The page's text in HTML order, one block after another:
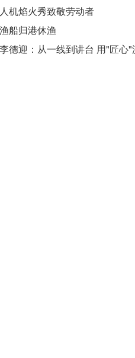
机焰火秀致敬劳动者
船归港休渔
德迎：从一线到讲台 用"匠心"